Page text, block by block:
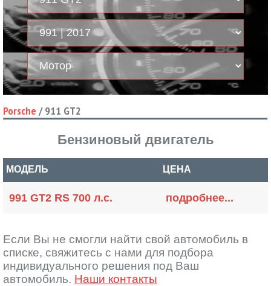
Porsche /911 GT2
Бензиновый двигатель
МОДЕЛЬ ЦЕНА
991 GT2 RS 700 л.с. подробнее...
Если Вы не смогли найти свой автомобиль в
списке, свяжитесь с нами для подбора
индивидуального решения под Ваш
автомобиль. Наши контакты